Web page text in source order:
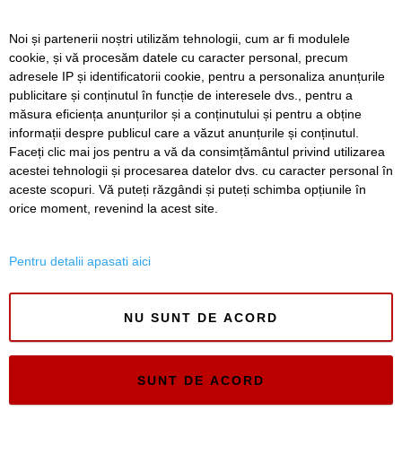
Timiș Online
ISSN 3008-2323
ISSN-L 3008-2323
Noi și partenerii noștri utilizăm tehnologii, cum ar fi modulele
cookie, și vă procesăm datele cu caracter personal, precum
adresele IP și identificatorii cookie, pentru a personaliza anunțurile
publicitare și conținutul în funcție de interesele dvs., pentru a
măsura eficiența anunțurilor și a conținutului și pentru a obține
informații despre publicul care a văzut anunțurile și conținutul.
Faceți clic mai jos pentru a vă da consimțământul privind utilizarea
acestei tehnologii și procesarea datelor dvs. cu caracter personal în
aceste scopuri. Vă puteți răzgândi și puteți schimba opțiunile în
orice moment, revenind la acest site.
Pentru detalii apasati aici
NU SUNT DE ACORD
SUNT DE ACORD